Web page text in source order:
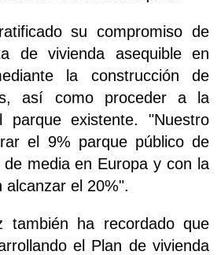
su compromiso de
de vivienda asequible en
la construcción de
así como proceder a la
parque existente. "Nuestro
el 9% parque público de
media en Europa y con la
alcanzar el 20%".
también ha recordado que
el Plan de vivienda